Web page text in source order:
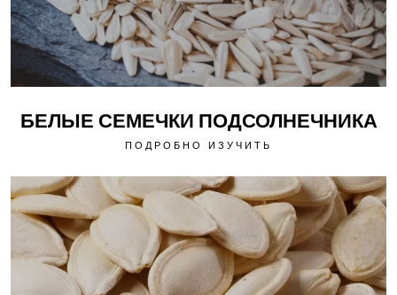
БЕЛЫЕ СЕМЕЧКИ ПОДСОЛНЕЧНИКА
ПОДРОБНО ИЗУЧИТЬ